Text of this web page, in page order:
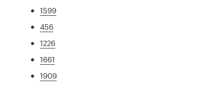
1599
456
1226
1661
1909